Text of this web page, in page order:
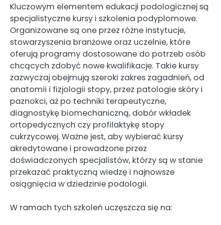
Kluczowym elementem edukacji podologicznej są
specjalistyczne kursy i szkolenia podyplomowe.
Organizowane są one przez różne instytucje,
stowarzyszenia branżowe oraz uczelnie, które
oferują programy dostosowane do potrzeb osób
chcących zdobyć nowe kwalifikacje. Takie kursy
zazwyczaj obejmują szeroki zakres zagadnień, od
anatomii i fizjologii stopy, przez patologie skóry i
paznokci, aż po techniki terapeutyczne,
diagnostykę biomechaniczną, dobór wkładek
ortopedycznych czy profilaktykę stopy
cukrzycowej. Ważne jest, aby wybierać kursy
akredytowane i prowadzone przez
doświadczonych specjalistów, którzy są w stanie
przekazać praktyczną wiedzę i najnowsze
osiągnięcia w dziedzinie podologii.
W ramach tych szkoleń uczęszcza się na: